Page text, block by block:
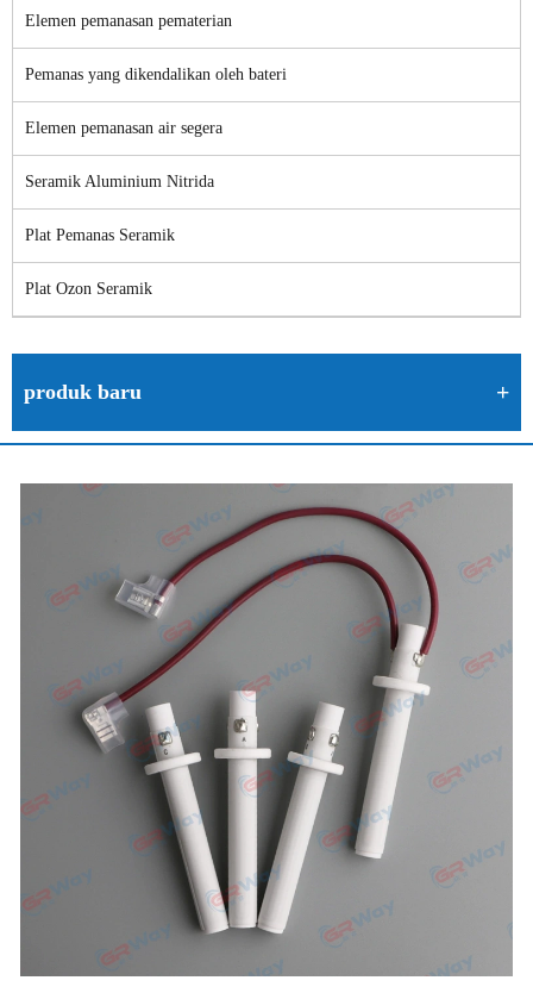
Elemen pemanasan pematerian
Pemanas yang dikendalikan oleh bateri
Elemen pemanasan air segera
Seramik Aluminium Nitrida
Plat Pemanas Seramik
Plat Ozon Seramik
produk baru